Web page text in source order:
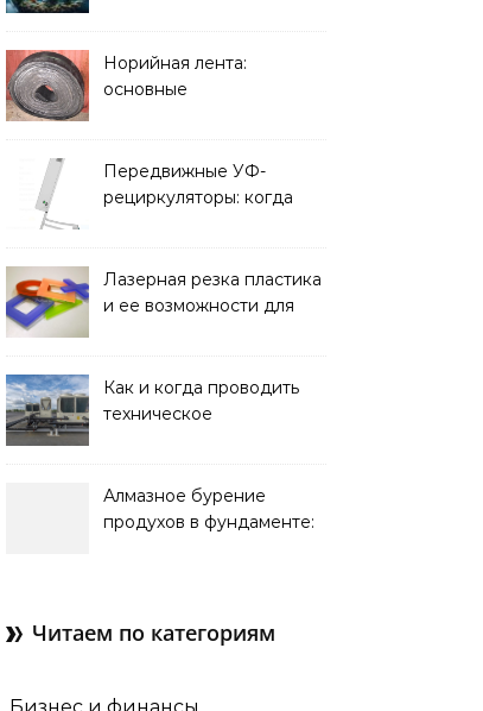
Норийная лента:
основные
и советы по выбору
Передвижные УФ-
рециркуляторы: когда
Лазерная резка пластика
и ее возможности для
Как и когда проводить
техническое
Алмазное бурение
продухов в фундаменте:
Читаем по категориям